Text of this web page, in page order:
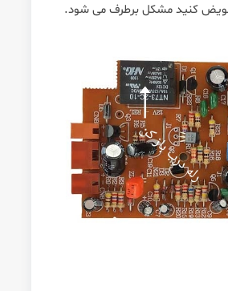
کنید مشکل برطرف می شود.